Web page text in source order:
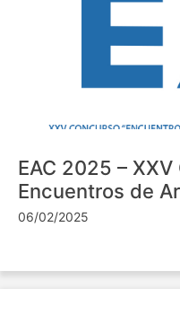
EAC 2025 –
Encuentros de
06/02/2025